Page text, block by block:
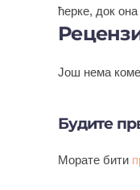
ћерке, док
Још нема
Будите
Морате бити